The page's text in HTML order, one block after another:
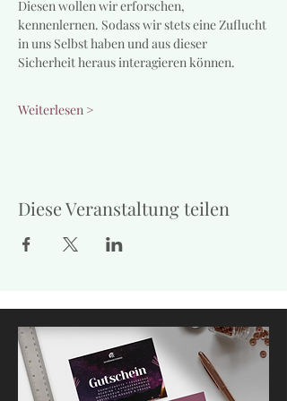
Diesen wollen wir erforschen,
kennenlernen. Sodass wir stets eine Zuflucht
in uns Selbst haben und aus dieser
Sicherheit heraus interagieren können.
Weiterlesen >
Diese Veranstaltung teilen